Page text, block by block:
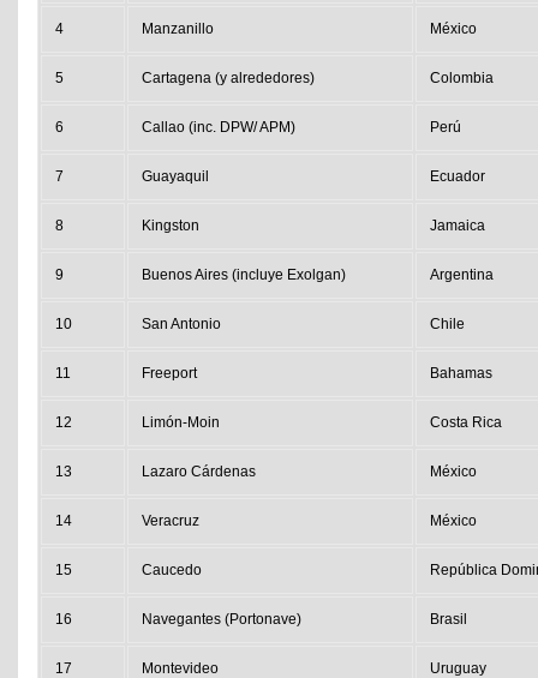
4 Manzanillo México
5 Cartagena (y alrededores) Colombia
6 Callao (inc. DPW/ APM) Perú
7 Guayaquil Ecuador
8 Kingston Jamaica
9 Buenos Aires (incluye Exolgan) Argentina
10 San Antonio Chile
11 Freeport Bahamas
12 Limón-Moin Costa Rica
13 Lazaro Cárdenas México
14 Veracruz México
15 Caucedo República
16 Navegantes (Portonave) Brasil
17 Montevideo Uruguay